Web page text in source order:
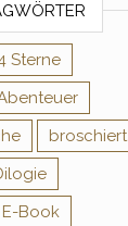
Sterne
broschiert
E-Book